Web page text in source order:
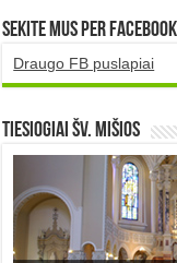
Sekite mus per Facebook
Draugo FB puslapiai
TIESIOGIAI šv. MIŠIOS